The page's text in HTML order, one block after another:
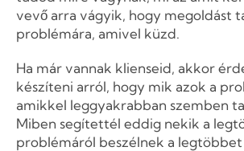
vevő arra vágyik, hogy megoldást
problémára, amivel küzd.
Ha már vannak klienseid, akkor
készíteni arról, hogy mik azok a
amikkel leggyakrabban szemben
Miben segítettél eddig nekik a
problémáról beszélnek a